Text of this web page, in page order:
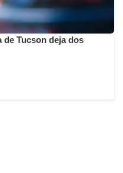
de Tucson deja dos